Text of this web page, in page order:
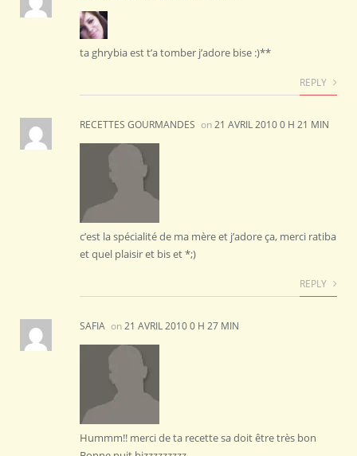
ta ghrybia est t’a tomber j’adore bise :)**
REPLY
RECETTES GOURMANDES on21 AVRIL 2010 0 H 21 MIN
c’est la spécialité de ma mère et j’adore ça, merci ratiba
et quel plaisir et bis et *;)
REPLY
SAFIA on21 AVRIL 2010 0 H 27 MIN
Hummm!! merci de ta recette sa doit être très bon